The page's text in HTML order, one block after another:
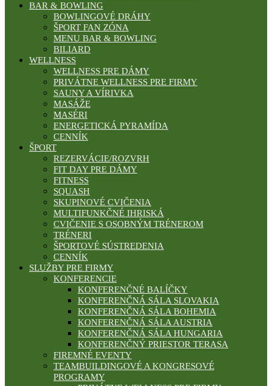
BAR & BOWLING
BOWLINGOVÉ DRÁHY
ŠPORT FAN ZÓNA
MENU BAR & BOWLING
BILIARD
WELLNESS
WELLNESS PRE DÁMY
PRIVÁTNE WELLNESS PRE FIRMY
SAUNY A VÍRIVKA
MASÁŽE
MASÉRI
ENERGETICKÁ PYRAMÍDA
CENNÍK
ŠPORT
REZERVÁCIE/ROZVRH
FIT DAY PRE DÁMY
FITNESS
SQUASH
SKUPINOVÉ CVIČENIA
MULTIFUNKČNÉ IHRISKÁ
CVIČENIE S OSOBNÝM TRÉNEROM
TRÉNERI
ŠPORTOVÉ SÚSTREDENIA
CENNÍK
SLUŽBY PRE FIRMY
KONFERENCIE
KONFERENČNÉ BALÍČKY
KONFERENČNÁ SÁLA SLOVAKIA
KONFERENČNÁ SÁLA BOHEMIA
KONFERENČNÁ SÁLA AUSTRIA
KONFERENČNÁ SÁLA HUNGARIA
KONFERENČNÝ PRIESTOR TERASA
FIREMNÉ EVENTY
TEAMBUILDINGOVÉ A KONGRESOVÉ
PROGRAMY